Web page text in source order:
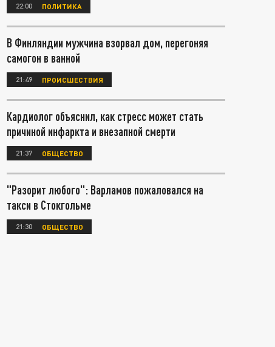
22:00 ПОЛИТИКА
В Финляндии мужчина взорвал дом, перегоняя
самогон в ванной
21:49 ПРОИСШЕСТВИЯ
Кардиолог объяснил, как стресс может стать
причиной инфаркта и внезапной смерти
21:37 ОБЩЕСТВО
"Разорит любого": Варламов пожаловался на
такси в Стокгольме
21:30 ОБЩЕСТВО